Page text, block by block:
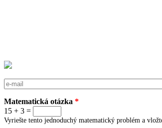
E-mail
Matematická otázka *
15 + 3 =
Vyriešte tento jednoduchý matematický problém a